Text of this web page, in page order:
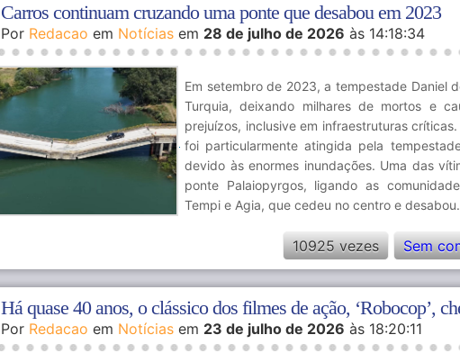
Carros continuam cruzando uma ponte que desabou em 2023
Por Redacao em Notícias em 28 de julho de 2026 às 14:18:34
Em setembro de 2023, a tempestade Daniel
Turquia, deixando milhares de mortos e
prejuízos, inclusive em infraestruturas
foi particularmente atingida pela
devido às enormes inundações. Uma das
ponte Palaiopyrgos, ligando as
Tempi e Agia, que cedeu no centro e desabou.
Sem
10925 vezes
Há quase 40 anos, o clássico dos filmes de ação, ‘Robocop’,
Por Redacao em Notícias em 23 de julho de 2026 às 18:20:11